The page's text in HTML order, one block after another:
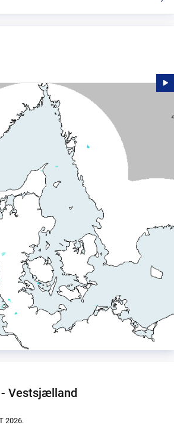
Vestsjælland
2026.